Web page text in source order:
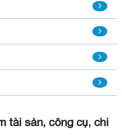
tài sản, công cụ, chi